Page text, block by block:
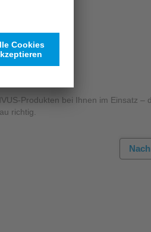
Produkten bei Ihnen im Einsatz –
richtig.